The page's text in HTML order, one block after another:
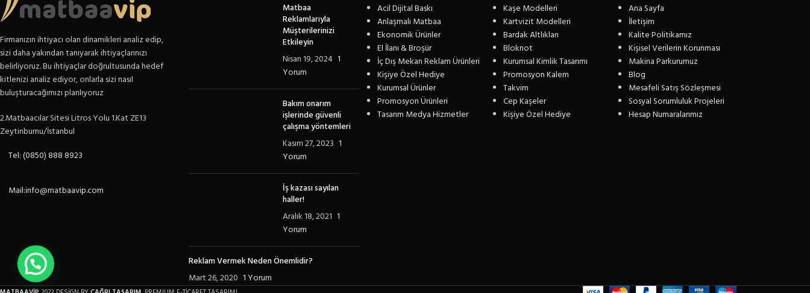
Firmanızın ihtiyacı olan dinamikleri analiz edip,
sizi daha yakından tanıyarak ihtiyaçlarınızı
belirliyoruz. Bu ihtiyaçlar doğrultusunda hedef
kitlenizi analiz ediyor, onlarla sizi nasıl
buluşturacağımızı planlıyoruz
2.Matbaacılar Sitesi Litros Yolu 1.Kat ZE13
Zeytinburnu/İstanbul
Tel: (0850) 888 8923
Mail:info@matbaavip.com
Matbaa
Reklamlarıyla
Müşterilerinizi
Etkileyin
Nisan 19, 2024 1
Yorum
Bakım onarım
işlerinde güvenli
çalışma yöntemleri
Kasım 27, 2023 1
Yorum
İş kazası sayılan
haller!
Aralık 18, 2021 1
Yorum
Reklam Vermek Neden Önemlidir?
Mart 26, 2020 1 Yorum
Acil Dijital Baskı
Anlaşmalı Matbaa
Ekonomik Ürünler
El İlanı & Broşür
İç Dış Mekan Reklam Ürünleri
Kişiye Özel Hediye
Kurumsal Ürünler
Promosyon Ürünleri
Tasarım Medya Hizmetler
Kaşe Modelleri
Kartvizit Modelleri
Bardak Altlıkları
Bloknot
Kurumsal Kimlik Tasarımı
Promosyon Kalem
Takvim
Cep Kaşeler
Kişiye Özel Hediye
Ana Sayfa
İletişim
Kalite Politikamız
Kişisel Verilerin Korunması
Makina Parkurumuz
Blog
Mesafeli Satış Sözleşmesi
Sosyal Sorumluluk Projeleri
Hesap Numaralarımız